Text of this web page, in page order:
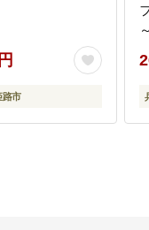
路市